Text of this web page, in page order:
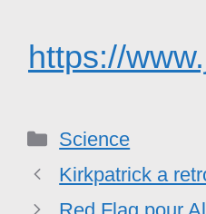
https://
Catégories
Science
Kirkpatrick a